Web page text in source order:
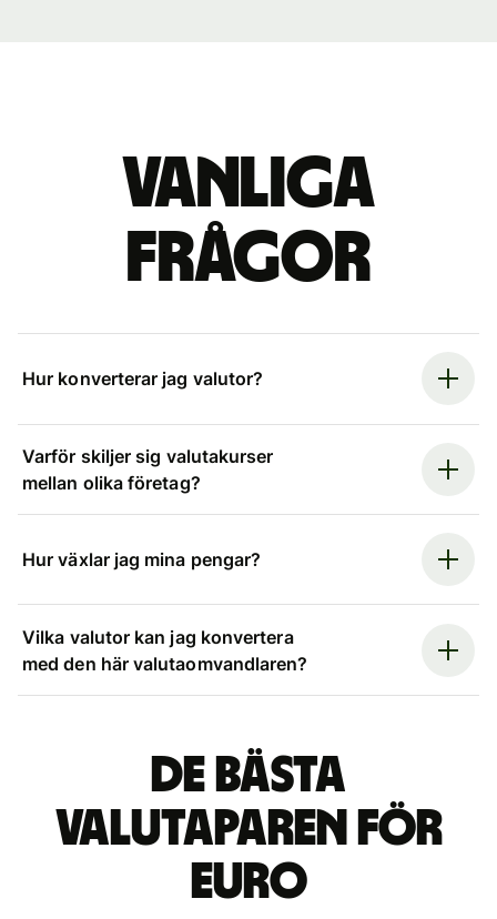
Vanliga
frågor
Hur konverterar jag valutor?
Varför skiljer sig valutakurser
mellan olika företag?
Hur växlar jag mina pengar?
Vilka valutor kan jag konvertera
med den här valutaomvandlaren?
De bästa
valutaparen för
euro